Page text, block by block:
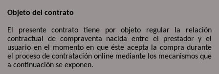
Objeto del contrato
El presente contrato tiene por objeto regular la relación
contractual de compraventa nacida entre el prestador y el
usuario en el momento en que éste acepta la compra durante
el proceso de contratación online mediante los mecanismos que
a continuación se exponen.